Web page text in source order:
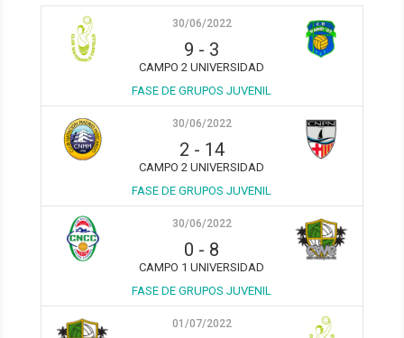
30/06/2022
9 - 3
CAMPO 2 UNIVERSIDAD
FASE DE GRUPOS JUVENIL
30/06/2022
2 - 14
CAMPO 2 UNIVERSIDAD
FASE DE GRUPOS JUVENIL
30/06/2022
0 - 8
CAMPO 1 UNIVERSIDAD
FASE DE GRUPOS JUVENIL
01/07/2022